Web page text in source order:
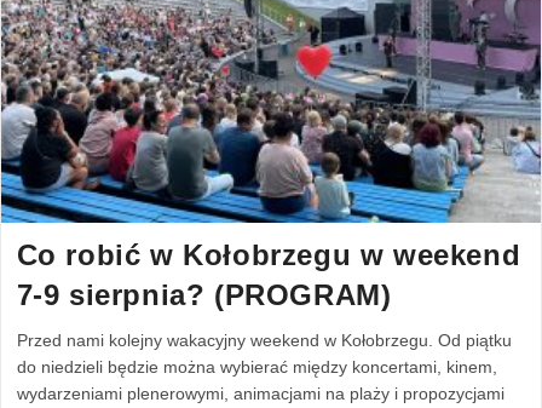
Co robić w Kołobrzegu w weekend
7-9 sierpnia? (PROGRAM)
Przed nami kolejny wakacyjny weekend w Kołobrzegu. Od piątku
do niedzieli będzie można wybierać między koncertami, kinem,
wydarzeniami plenerowymi, animacjami na plaży i propozycjami